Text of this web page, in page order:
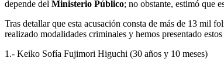
depende del Ministerio Público; no obstante, estimó que
Tras detallar que esta acusación consta de más de 13 mil
realizado modalidades criminales y hemos presentado
1.- Keiko Sofía Fujimori Higuchi (30 años y 10 meses)